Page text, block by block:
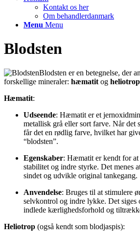
Kontakt os her
Om behandlerdanmark
Menu Menu
Blodsten
Blodsten er en betegnelse, der
forskellige mineraler: hæmatit og heliotrop
Hæmatit:
Udseende: Hæmatit er et
metallisk grå eller sort farve. Når det
får det en rødlig farve, hvilket har
“blodsten”.
Egenskaber: Hæmatit er kendt for
stabilitet og indre styrke. Det menes
sindet og udvikle original tankegang.
Anvendelse: Bruges til at stimulere
selvkontrol og indre lykke. Det siges
indlede kærlighedsforhold og
Heliotrop (også kendt som blodjaspis):